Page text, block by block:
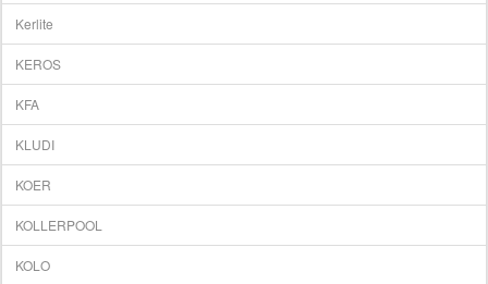
Kerlite
KEROS
KFA
KLUDI
KOER
KOLLERPOOL
KOLO